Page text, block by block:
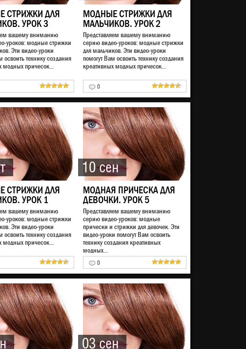
СТРИЖКИ ДЛЯ
УРОК 3
вашему вниманию
уроков: модные стрижки
Эти видео-уроки
освоить технику создания
модных причесок...
МОДНЫЕ СТРИЖКИ ДЛЯ
МАЛЬЧИКОВ. УРОК 2
Представляем вашему вниманию
серию видео-уроков: модные стрижки
для мальчиков. Эти видео-уроки
помогут Вам освоить технику создания
креативных модных причесок...
0
СТРИЖКИ ДЛЯ
УРОК 1
вашему вниманию
уроков: модные стрижки
Эти видео-уроки
освоить технику создания
модных причесок...
10 сен
МОДНАЯ ПРИЧЕСКА ДЛЯ
ДЕВОЧКИ. УРОК 5
Представляем вашему вниманию
серию видео-уроков: модные
прически и стрижки для девочек. Эти
видео-уроки помогут Вам освоить
технику создания креативных
модных...
0
03 сен